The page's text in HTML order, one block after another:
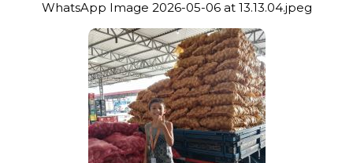
WhatsApp Image 2026-05-06 at 13.13.04.jpeg